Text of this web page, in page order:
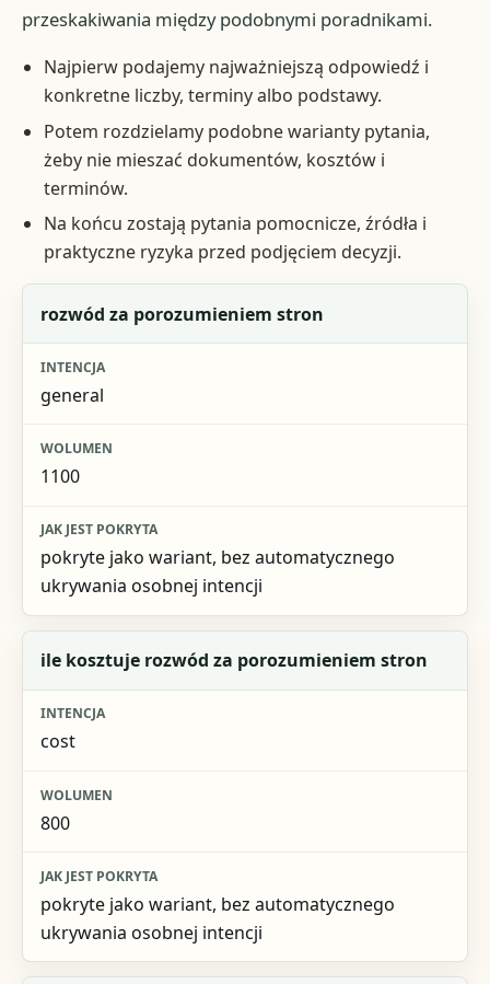
przeskakiwania między podobnymi poradnikami.
Najpierw podajemy najważniejszą odpowiedź i
konkretne liczby, terminy albo podstawy.
Potem rozdzielamy podobne warianty pytania,
żeby nie mieszać dokumentów, kosztów i
terminów.
Na końcu zostają pytania pomocnicze, źródła i
praktyczne ryzyka przed podjęciem decyzji.
Fraza
Intencja
Wolumen
rozwód za porozumieniem stron
general
1100
pokryte jako wariant, bez automatycznego
ukrywania osobnej intencji
ile kosztuje rozwód za porozumieniem stron
cost
800
pokryte jako wariant, bez automatycznego
ukrywania osobnej intencji